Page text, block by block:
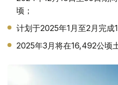
顷；
计划于2025年1月至2月完成
2025年3月将在16,492公顷